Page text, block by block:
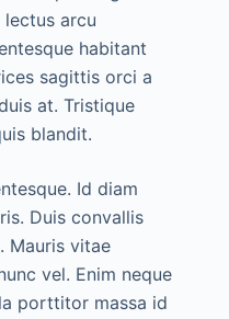
arcu
habitant
sagittis orci a
at. Tristique
blandit.
Id diam
Duis convallis
Mauris vitae
vel. Enim neque
porttitor massa id